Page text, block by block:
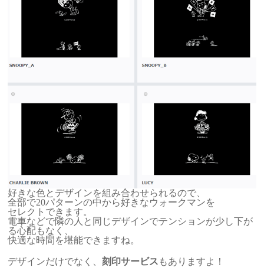
好きな色とデザインを組み合わせられるので、
全部で20パターンの中から好きなウォークマンを
セレクトできます。
電車などで隣の人と同じデザインでテンションが少し下が
る心配もなく、
快適な時間を堪能できますね。
デザインだけでなく、刻印サービス もありますよ！